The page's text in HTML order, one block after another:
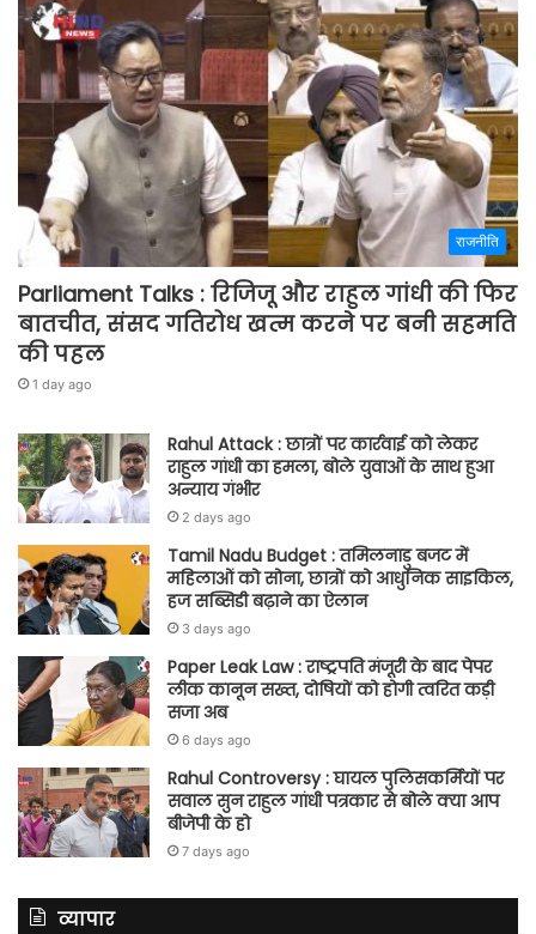
राजनीति
Parliament Talks : रिजिजू और राहुल गांधी की फिर
बातचीत, संसद गतिरोध खत्म करने पर बनी सहमति
की पहल
1 day ago
Rahul Attack : छात्रों पर कार्रवाई को लेकर
राहुल गांधी का हमला, बोले युवाओं के साथ हुआ
अन्याय गंभीर
2 days ago
Tamil Nadu Budget : तमिलनाडु बजट में
महिलाओं को सोना, छात्रों को आधुनिक साइकिल,
हज सब्सिडी बढ़ाने का ऐलान
3 days ago
Paper Leak Law : राष्ट्रपति मंजूरी के बाद पेपर
लीक कानून सख्त, दोषियों को होगी त्वरित कड़ी
सजा अब
6 days ago
Rahul Controversy : घायल पुलिसकर्मियों पर
सवाल सुन राहुल गांधी पत्रकार से बोले क्या आप
बीजेपी के हो
7 days ago
व्यापार